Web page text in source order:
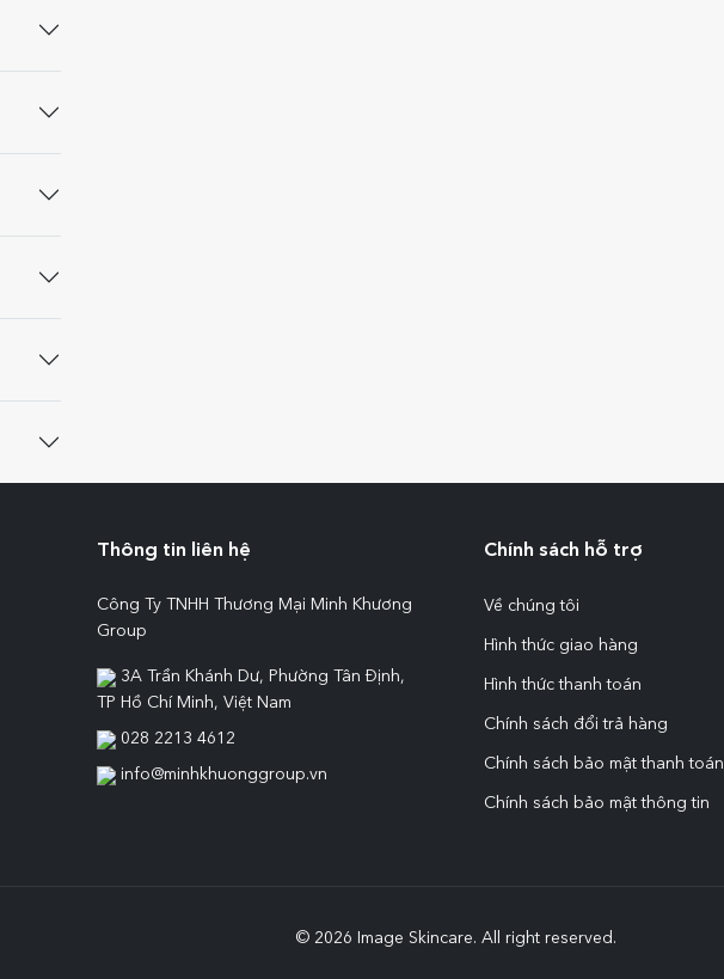
Thông tin liên hệ
Công Ty TNHH Thương Mại Minh Khương
Group
3A Trần Khánh Dư, Phường Tân Định,
TP Hồ Chí Minh, Việt Nam
028 2213 4612
info@minhkhuonggroup.vn
Chính sách hỗ trợ
Về chúng tôi
Hình thức giao hàng
Hình thức thanh toán
Chính sách đổi trả hàng
Chính sách bảo mật thanh toán
Chính sách bảo mật thông tin
© 2026 Image Skincare. All right reserved.